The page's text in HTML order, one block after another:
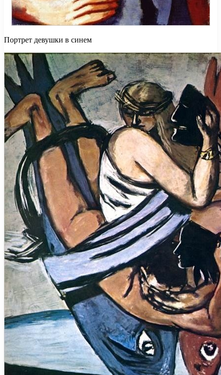
Портрет девушки в синем